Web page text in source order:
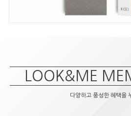
LOOK&ME
다양하고 풍성한 혜택을